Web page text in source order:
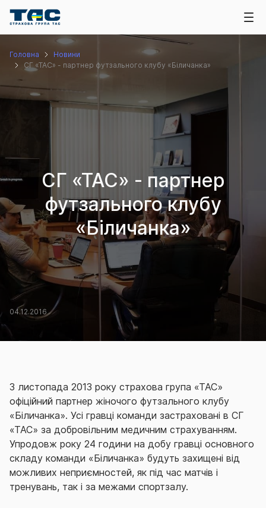
Головна
Новини
СГ «ТАС» - партнер футзального клубу «Біличанка»
СГ «ТАС» - партнер
футзального клубу
«Біличанка»
04.12.2016
З листопада 2013 року страхова група «ТАС»
офіційний партнер жіночого футзального клубу
«Біличанка». Усі гравці команди застраховані в СГ
«ТАС» за добровільним медичним страхуванням.
Упродовж року 24 години на добу гравці основного
складу команди «Біличанка» будуть захищені від
можливих неприємностей, як під час матчів і
тренувань, так і за межами спортзалу.